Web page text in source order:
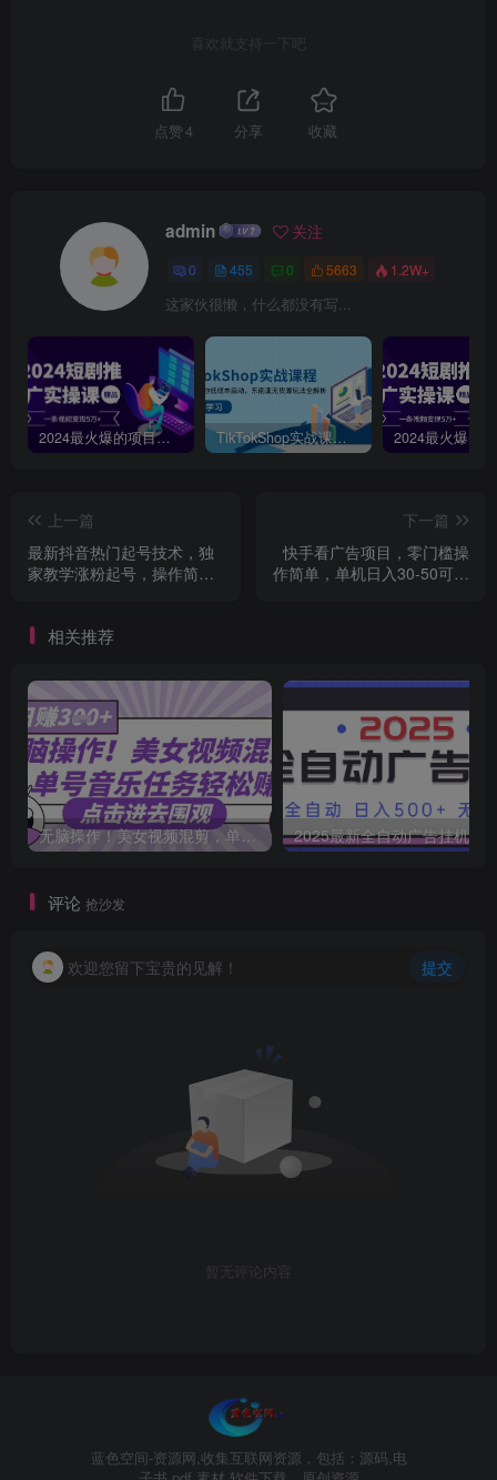
喜欢就支持一下吧
点赞4 分享 收藏
admin 关注
0 455 0 5663 1.2W+
这家伙很懒，什么都没有写...
2024最火爆的项目短剧推广实操课，一条视频变现5万+【附软件工具】 TikTokShop实战课程，手把手教你低成本启动，东南亚无货源玩法全解析
上一篇
最新抖音热门起号技术，独
家教学涨粉起号，操作简
下一篇
快手看广告项目，零门槛操
作简单，单机日入30-50可批
相关推荐
无脑操作！美女视频混剪，单号音乐任务轻松日入3张+
评论 抢沙发
欢迎您留下宝贵的见解！ 提交
暂无评论内容
蓝色空间-资源网,收集互联网资源，包括：源码,电